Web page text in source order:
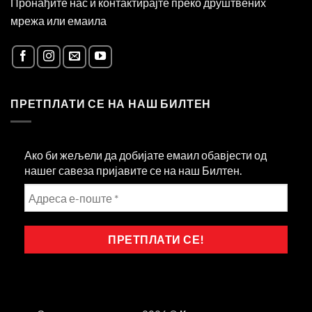
Пронађите нас и контактирајте преко друштвених
мрежа или емаила
ПРЕТПЛАТИ СЕ НА НАШ БИЛТЕН
Ако би жељели да добијате емаил обавјести од
нашег савеза пријавите се на наш Билтен.